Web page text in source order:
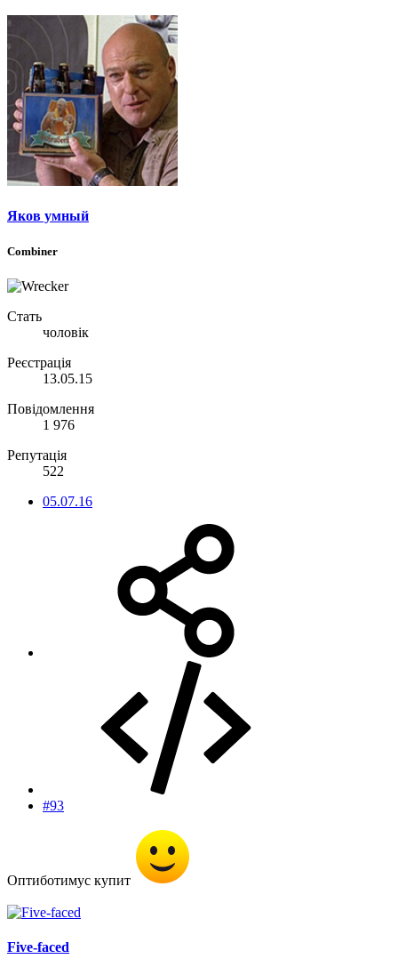
Яков умный
Combiner
Стать
чоловік
Реєстрація
13.05.15
Повідомлення
1 976
Репутація
522
05.07.16
#93
Оптиботимус купит
Five-faced